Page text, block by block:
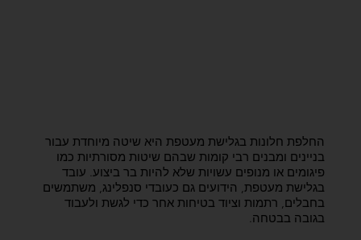
החלפת חלונות בגלישת מעטפת היא שיטה מיוחדת עבור
בניינים ומבנים רבי קומות שבהם שיטות מסורתיות כמו
פיגומים או מנופים עשויות שלא להיות בר ביצוע. עובד
בגלישת מעטפת, הידועים גם כעובדי סנפלינג, משתמשים
בחבלים, רתמות וציוד בטיחות אחר כדי לגשת ולעבוד
בגובה בבטחה.